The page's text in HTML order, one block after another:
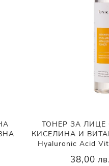
ТОНЕР ЗА
КИСЕЛИНА И
Hyaluronic Acid
38,00